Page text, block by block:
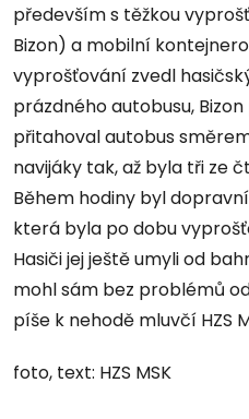
především s těžkou
Bizon) a mobilní
vyprošťování zvedl
prázdného autobusu,
přitahoval autobus
navijáky tak, až byla tři ze
Během hodiny byl
která byla po dobu
Hasiči jej ještě umyli od
mohl sám bez problémů
píše k nehodě mluvčí HZS
foto, text: HZS MSK